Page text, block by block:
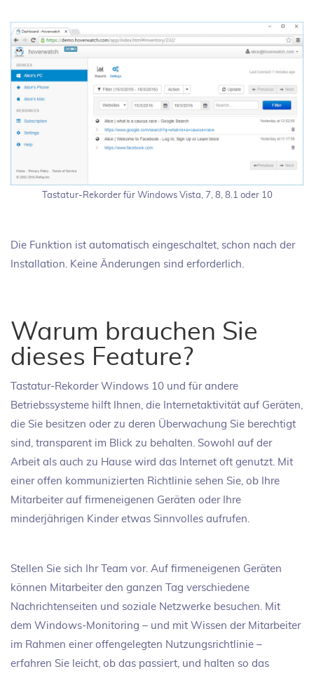
Tastatur-Rekorder für Windows Vista, 7, 8, 8.1 oder 10
Die Funktion ist automatisch eingeschaltet, schon nach der
Installation. Keine Änderungen sind erforderlich.
Warum brauchen Sie
dieses Feature?
Tastatur-Rekorder Windows 10 und für andere
Betriebssysteme hilft Ihnen, die Internetaktivität auf Geräten,
die Sie besitzen oder zu deren Überwachung Sie berechtigt
sind, transparent im Blick zu behalten. Sowohl auf der
Arbeit als auch zu Hause wird das Internet oft genutzt. Mit
einer offen kommunizierten Richtlinie sehen Sie, ob Ihre
Mitarbeiter auf firmeneigenen Geräten oder Ihre
minderjährigen Kinder etwas Sinnvolles aufrufen.
Stellen Sie sich Ihr Team vor. Auf firmeneigenen Geräten
können Mitarbeiter den ganzen Tag verschiedene
Nachrichtenseiten und soziale Netzwerke besuchen. Mit
dem Windows-Monitoring – und mit Wissen der Mitarbeiter
im Rahmen einer offengelegten Nutzungsrichtlinie –
erfahren Sie leicht, ob das passiert, und halten so das